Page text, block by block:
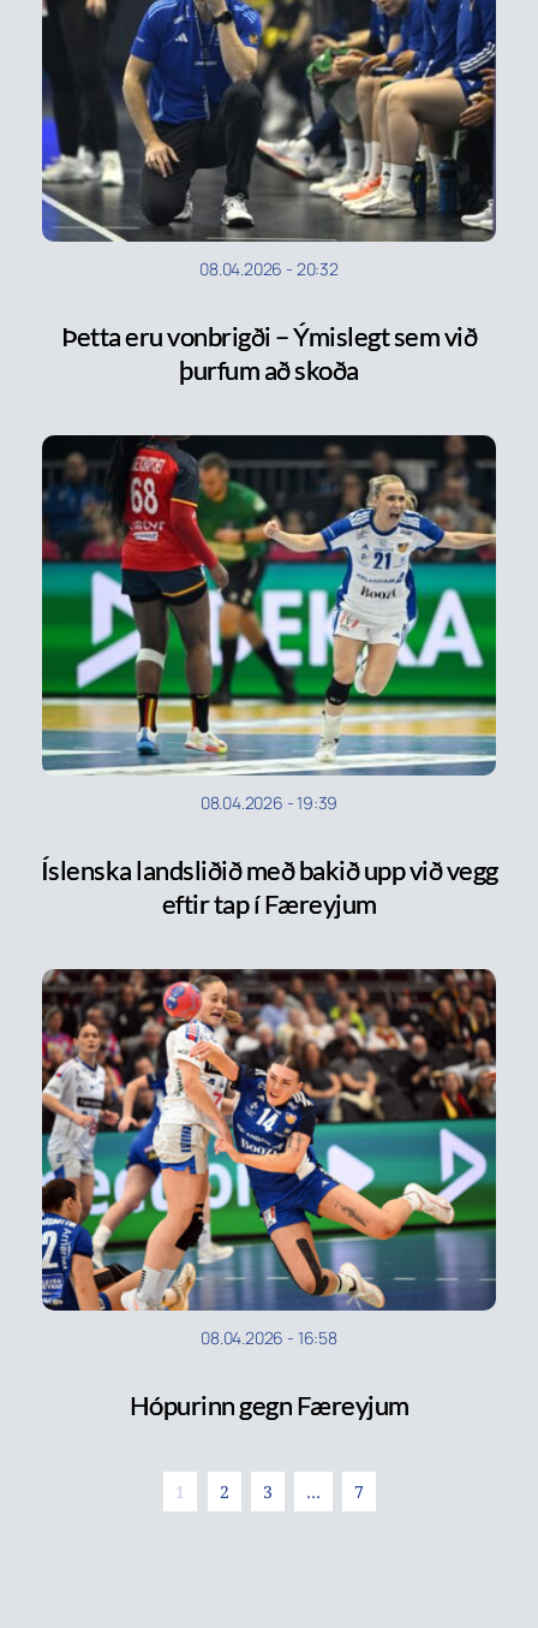
08.04.2026 - 20:32
Þetta eru vonbrigði – Ýmislegt sem við
þurfum að skoða
08.04.2026 -19:39
Íslenska landsliðið með bakið upp við vegg
eftir tap í Færeyjum
08.04.2026 - 16:58
Hópurinn gegn Færeyjum
1 2 3 … 7